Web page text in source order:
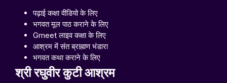
पढ़ाई कक्षा वीडियो के लिए
भगवत मूल पाठ कराने के लिए
Gmeet लाइव कक्षा के लिए
आश्रम में संत ब्राह्मण भंडारा
भगवत कथा कराने के लिए
श्री रघुवीरकुटी आश्रम